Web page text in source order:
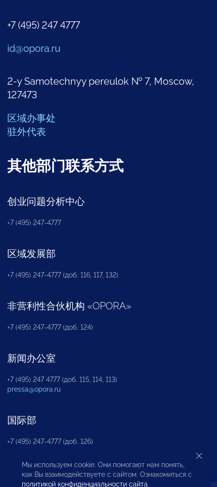
+7 (495) 247 4777
id@opora.ru
2-y Samotechnyy pereulok № 7, Moscow,
127473
区域办事处
驻外代表
其他部门联系方式
创业问题分析中心
+7 (495) 247-4777
区域发展部
+7 (495) 247-4777 (доб. 116, 117, 132)
非营利性合伙机构 «OPORA»
+7 (495) 247-4777 (доб. 124)
新闻办公室
+7 (495) 247 4777 (доб. 115, 114, 113)
pressa@opora.ru
国际部
+7 (495) 247-4777 (доб. 126)
商投权益保护部
Мы используем cookie. Они помогают нам понять,
как Вы взаимодействуете с сайтом. Ознакомиться с
политикой конфиденциальности сайта.